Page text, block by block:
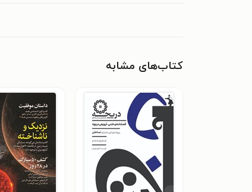
کتاب‌های مشابه